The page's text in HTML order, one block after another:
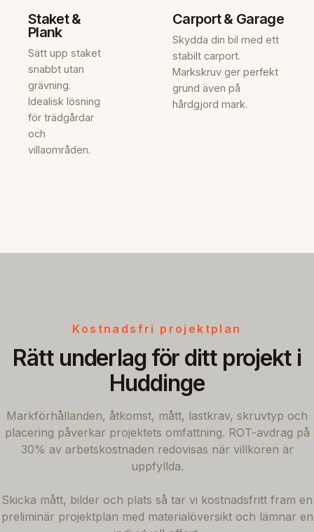
Staket &
Plank
Sätt upp staket
snabbt utan
grävning.
Idealisk lösning
för trädgårdar
och
villaområden.
Carport & Garage
Skydda din bil med ett
stabilt carport.
Markskruv ger perfekt
grund även på
hårdgjord mark.
Kostnadsfri projektplan
Rätt underlag för ditt projekt i
Huddinge
Markförhållanden, åtkomst, mått, lastkrav, skruvtyp och
placering påverkar projektets omfattning. ROT-avdrag på
30% av arbetskostnaden redovisas när villkoren är
uppfyllda.
Skicka mått, bilder och plats så tar vi kostnadsfritt fram en
preliminär projektplan med materialöversikt och lämnar en